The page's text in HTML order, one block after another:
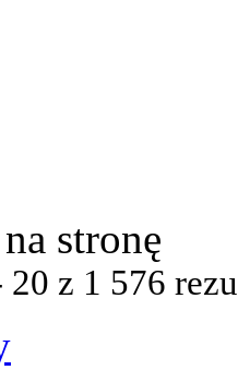
stronę
z 1 576